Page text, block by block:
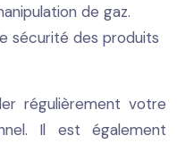
de gaz.
sécurité des produits
régulièrement votre
Il est également